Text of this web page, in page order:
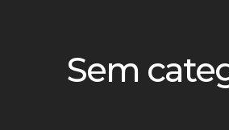
Sem